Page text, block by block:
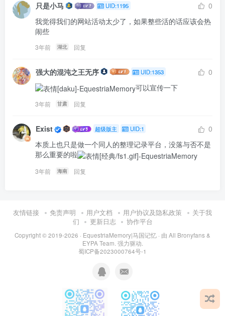
只是小马 UID:1195
0
我觉得我们的网站活动太少了，如果整些活的话应该会热
闹些
3年前 湖北 回复
强大的混沌之王无序 UID:1353
0
可以宣传一下
3年前 甘肃 回复
Exist 超级版主 UID:1
0
本质上也只是做一个同人的整理记录平台，没落与否不是
那么重要的啦
3年前 海南 回复
友情链接 免责声明 用户文档 用户协议及隐私政策
关于我
们
更新日志 协作平台
Copyright © 2019-2026 · EquestriaMemory|马国记忆 · 由 All Bronyfans &
EYPA Team. 强力驱动.
蜀ICP备2023000764号-1